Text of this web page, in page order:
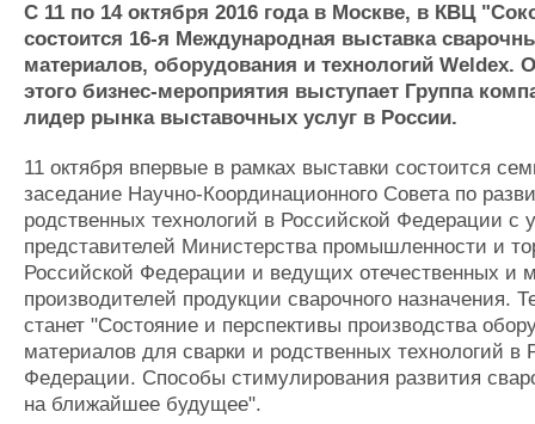
Судостроение
Пульс
Новости
Репутация
Работа
Крюинг
Журнал
Реклама
Торговая площадка
Доска объявлений
Продажа флота
Оборудование
Материалы
Услуги
Личности
Флот
Галерея флота
Форум
Отзывы
С 11 по 14 октября 2016 года в Москве, в КВЦ
состоится 16-я Международная выставка
материалов, оборудования и технологий Weldex.
этого бизнес-мероприятия выступает Группа
лидер рынка выставочных услуг в России.
11 октября впервые в рамках выставки состоится
заседание Научно-Координационного Совета по
родственных технологий в Российской Федерации с
представителей Министерства промышленности и
Российской Федерации и ведущих отечественных и
производителей продукции сварочного назначения.
станет "Состояние и перспективы производства
материалов для сварки и родственных технологий в
Федерации. Способы стимулирования развития
на ближайшее будущее".